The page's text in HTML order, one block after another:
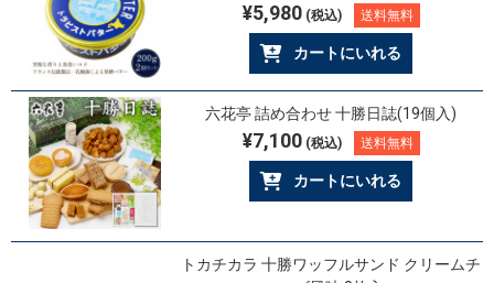
¥5,980(税込) 送料無料
カートにいれる
六花亭 詰め合わせ 十勝日誌(19個入)
¥7,100(税込) 送料無料
カートにいれる
トカチカラ 十勝ワッフルサンド クリームチ